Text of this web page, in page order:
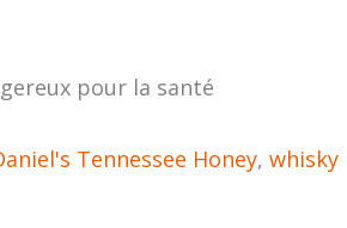
pour la santé
Tennessee Honey, whisky